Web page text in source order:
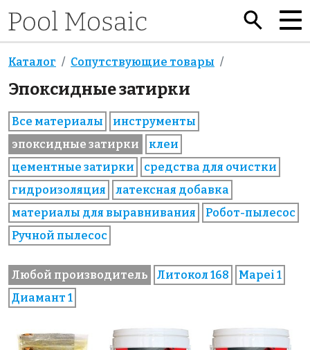
Каталог Сопутствующие товары
Эпоксидные затирки
Все материалы
инструменты
эпоксидные затирки
клеи
цементные затирки
средства для очистки
гидроизоляция
латексная добавка
материалы для выравнивания
Робот-пылесос
Ручной пылесос
Любой производитель Литокол 168
Mapei 1
Диамант 1